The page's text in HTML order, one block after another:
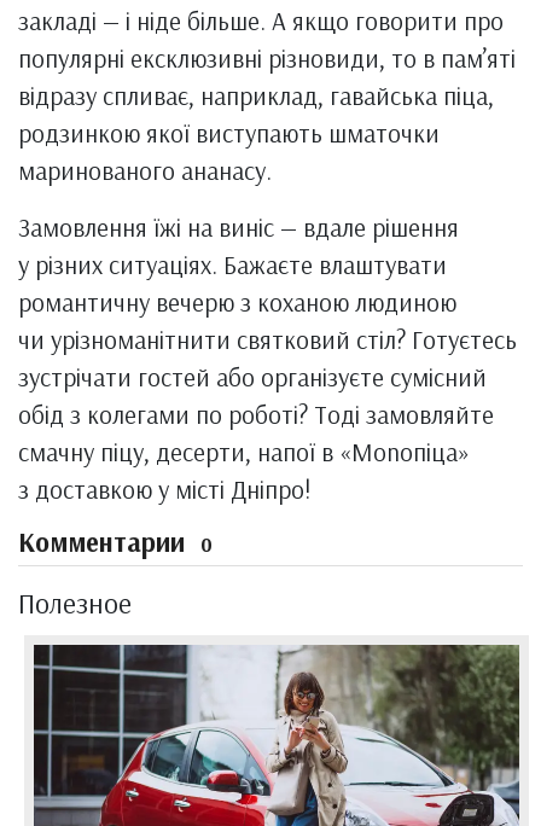
закладі — і ніде більше. А якщо говорити про
популярні ексклюзивні різновиди, то в пам’яті
відразу спливає, наприклад, гавайська піца,
родзинкою якої виступають шматочки
маринованого ананасу.
Замовлення їжі на виніс — вдале рішення
у різних ситуаціях. Бажаєте влаштувати
романтичну вечерю з коханою людиною
чи урізноманітнити святковий стіл? Готуєтесь
зустрічати гостей або організуєте сумісний
обід з колегами по роботі? Тоді замовляйте
смачну піцу, десерти, напої в «Monопіца»
з доставкою у місті Дніпро!
Комментарии 0
Полезное